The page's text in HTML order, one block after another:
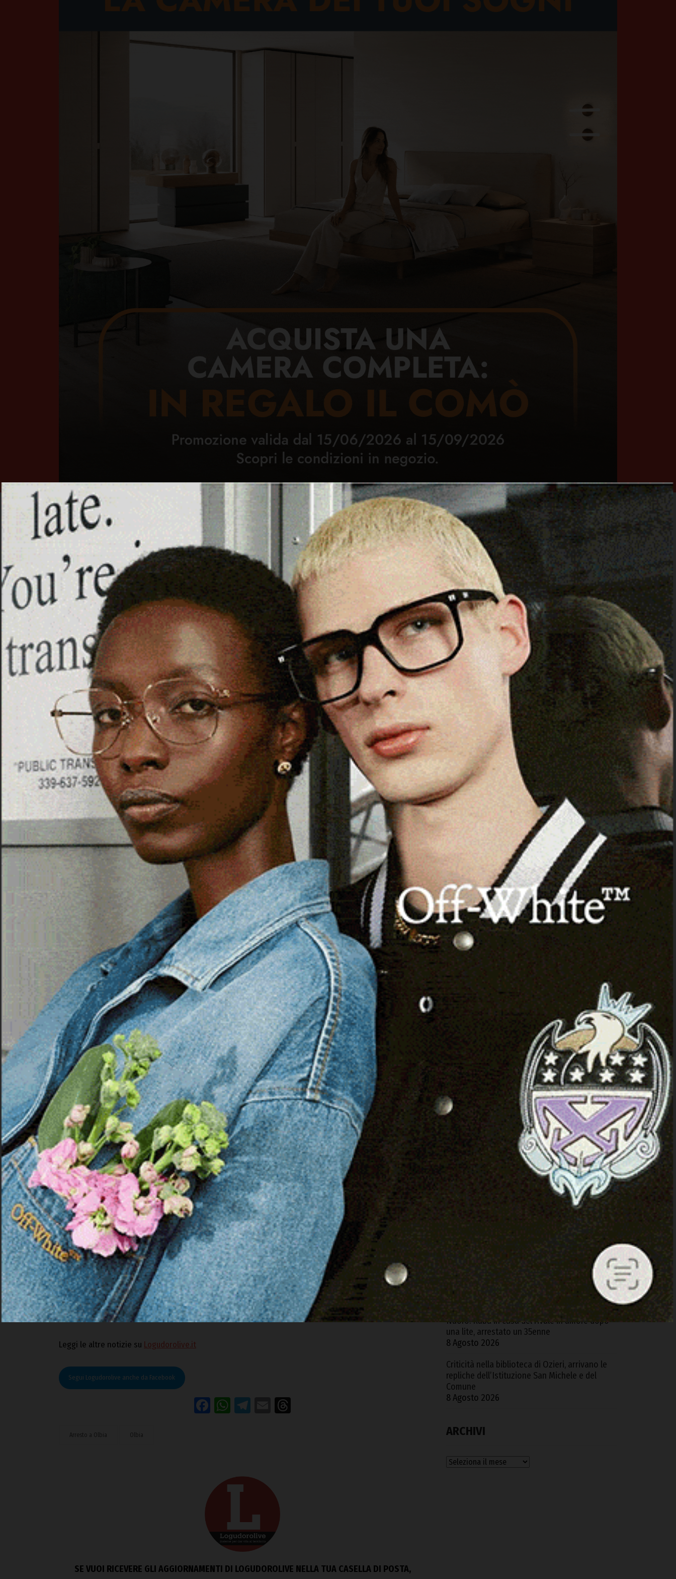
Home Ozieri Sardegna Cronaca Sport Cultura Rubriche Necrologie
Numeri
Contatti
OLBIA, GIOVANE ARRESTATO NEL CENTRO STORICO
CON 70 GRAMMI DI HASHISH
25 Ottobre 2025, 16:37
Nella stessa giornata i Carabinieri hanno anche ritirato una patente per guida in stato
di ebbrezza alcolica.
OLBIA | 25 ottobre 2025.Proseguono senza sosta i controlli dei Carabinieri del Reparto Territoriale nel
centro storico di Olbia. L’attività, intensificata con l’attivazione nei fine settimana della Stazione Mobile
e una maggiore presenza dell’Arma nelle zone più frequentate, ha portato lo scorso giovedì all’arresto
di un giovane per detenzione di sostanza stupefacente.
Durante la perquisizione personale e domiciliare il ragazzo è stato infatti trovato in possesso di circa 70
grammi di hashish, un bilancino di precisione, materiale per il confezionamento delle dosi e oltre 11mila
euro in contanti, somma ritenuta provento dell’attività illecita. Su disposizione dell’Autorità giudiziaria,
l’indagato è stato posto ai domiciliari.
Nella stessa giornata, i militari hanno eseguito anche controlli sulla circolazione stradale, con
particolare attenzione alla guida sotto l’effetto dell’alcol. Durante questi accertamenti, ad Olbia è stata
ritirata una patente di guida.
Leggi le altre notizie su Logudorolive.it
Segui Logudorolive anche da Facebook
Facebook
WhatsApp
Telegram
Email
Arresto a Olbia Olbia
SE VUOI RICEVERE GLI AGGIORNAMENTI DI LOGUDOROLIVE NELLA TUA CASELLA DI POSTA,
Cerca
Cerca
Facebook
Threads
Instagram
X YouTube
ARTICOLI RECENTI
Scontro tra due auto sulla SP 125 Olbia-
Arzachena, feriti i conducenti
9 Agosto 2026
Incidente stradale nella notte tra Baia Sardinia
e Poltu Quatu, un ferito
Orgosolo. Scoperta coltivazione illegale di
canapa con 1500 piante, arrestato un 57enne
Nuoro. Ruba in casa del rivale in amore dopo
una lite, arrestato un 35enne
8 Agosto 2026
Criticità nella biblioteca di Ozieri, arrivano le
repliche dell’Istituzione San Michele e del
Comune
8 Agosto 2026
ARCHIVI
Archivi